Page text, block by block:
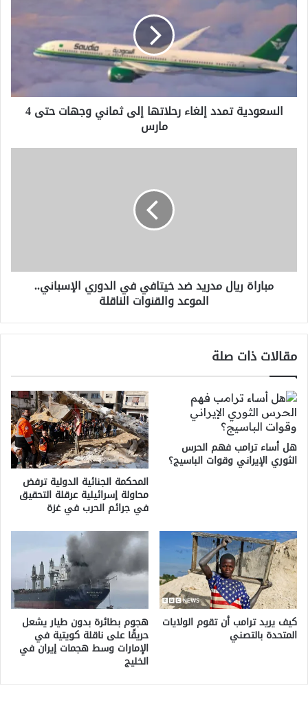
إلغاء
رحلاتها
إلى
ثماني
وجهات
4
مارس
السعودية تمدد إلغاء رحلاتها إلى ثماني وجهات حتى 4
مارس
الموعد
والقنواتمباراة ريال مدريد ضد خيتافي في الدوري الإسباني..
الموعد والقنوات الناقلة
مقالات ذات صلة
هل أساء ترامب فهم الحرس
الثوري الإيراني وقوات الباسيج؟
المحكمة الجنائية الدولية ترفض
محاولة إسرائيلية عرقلة التحقيق
في جرائم الحرب في غزة
كيف يريد ترامب أن تقوم الولايات
المتحدة بالتصني
هجوم بطائرة بدون طيار يشعل
حريقًا على ناقلة كويتية في
الإمارات وسط هجمات إيران في
الخليج